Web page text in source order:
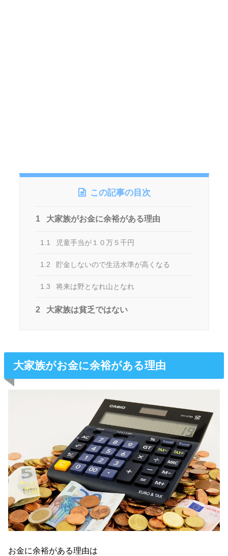
この記事の目次
1 大家族がお金に余裕がある理由
1.1 児童手当が１０万５千円
1.2 貯金しないので生活水準が高くなる
1.3 将来は野となれ山となれ
2 大家族は貧乏ではない
大家族がお金に余裕がある理由
お金に余裕がある理由は